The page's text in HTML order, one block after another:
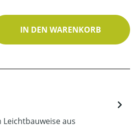
den gewünschten
IN DEN WARENKORB
Leichtbauweise aus